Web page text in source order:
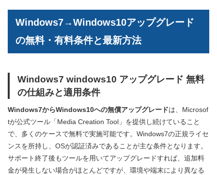
Windows7→Windows10アップグレード
の無料・有料条件と最新方法
Windows7 windows10 アップグレード 無料
の仕組みと適用条件
Windows7からWindows10への無償アップグレードは、Microsof
tが公式ツール「Media Creation Tool」を提供し続けていること
で、多くのケースで無料で実施可能です。Windows7の正規ライセ
ンスを所持し、OSが認証済みであることが主な条件となります。
サポート終了後もツールを用いてアップグレードすれば、追加料
金が発生しない場合がほとんどですが、環境や端末により異なる